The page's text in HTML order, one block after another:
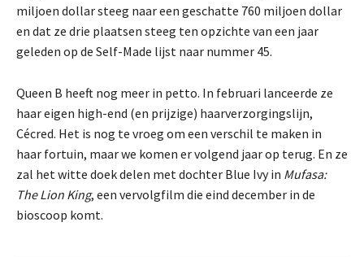
miljoen dollar steeg naar een geschatte 760 miljoen dollar
en dat ze drie plaatsen steeg ten opzichte van een jaar
geleden op de Self-Made lijst naar nummer 45.
Queen B heeft nog meer in petto. In februari lanceerde ze
haar eigen high-end (en prijzige) haarverzorgingslijn,
Cécred. Het is nog te vroeg om een verschil te maken in
haar fortuin, maar we komen er volgend jaar op terug. En ze
zal het witte doek delen met dochter Blue Ivy in Mufasa:
The Lion King, een vervolgfilm die eind december in de
bioscoop komt.